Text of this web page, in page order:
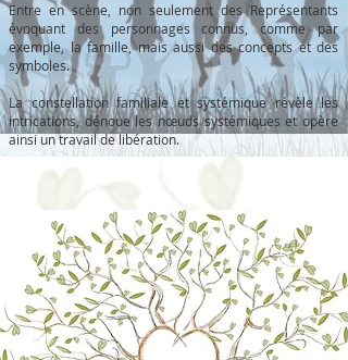
Entre en scène, non seulement des Représentants
évoquant des personnages connus, comme par
exemple, la famille, mais aussi des concepts et des
symboles.
La constellation familiale et systémique révèle les
intrications, dénoue les nœuds systémiques et opère
ainsi un travail de libération.